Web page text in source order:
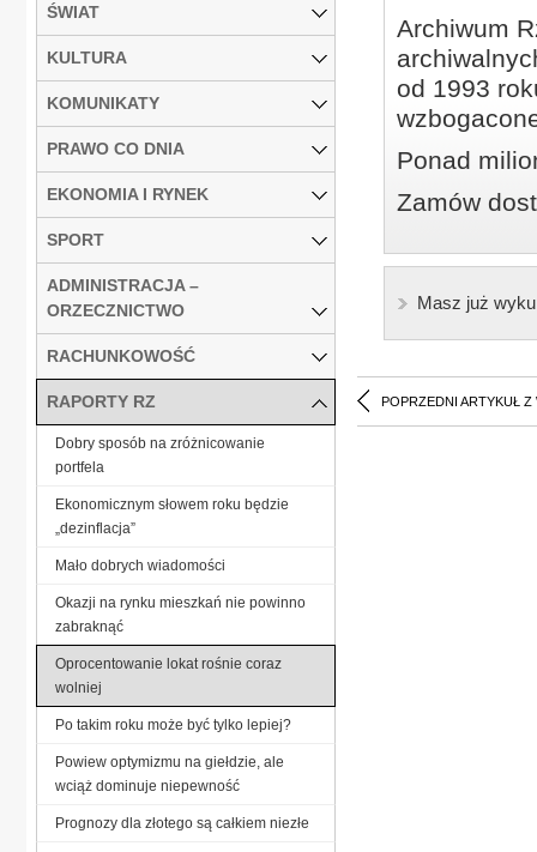
Archiwum
od 1993
Ponad
Zamów
Masz już
POPRZEDNI ARTYKUŁ Z
ŚWIAT
KULTURA
KOMUNIKATY
PRAWO CO DNIA
EKONOMIA I RYNEK
SPORT
ADMINISTRACJA –
ORZECZNICTWO
RACHUNKOWOŚĆ
RAPORTY RZ
Dobry sposób na zróżnicowanie
portfela
Ekonomicznym słowem roku będzie
„dezinflacja”
Mało dobrych wiadomości
Okazji na rynku mieszkań nie powinno
zabraknąć
Oprocentowanie lokat rośnie coraz
wolniej
Po takim roku może być tylko lepiej?
Powiew optymizmu na giełdzie, ale
wciąż dominuje niepewność
Prognozy dla złotego są całkiem niezłe